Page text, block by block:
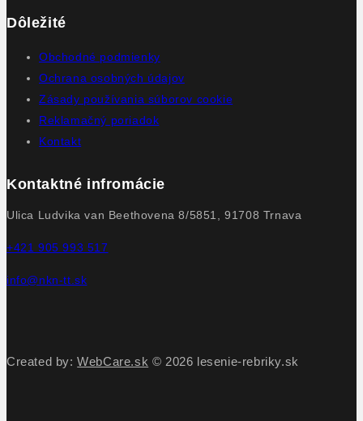
Dôležité
Obchodné podmienky
Ochrana osobných údajov
Zásady používania súborov cookie
Reklamačný poriadok
Kontakt
Kontaktné infromácie
Ulica Ludvika van Beethovena 8/5851, 91708 Trnava
+421 905 993 517
info@nkn-tt.sk
Created by:WebCare.sk © 2026 lesenie-rebriky.sk